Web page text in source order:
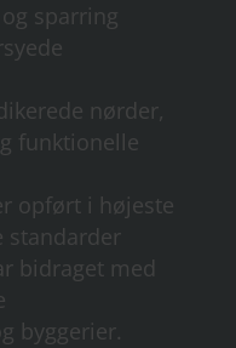
sparring
nørder,
funktionelle
opført i højeste
standarder
bidraget med
byggerier.